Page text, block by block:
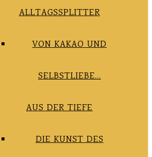
ALLTAGSSPLITTER
VON KAKAO UND
SELBSTLIEBE…
AUS DER TIEFE
DIE KUNST DES